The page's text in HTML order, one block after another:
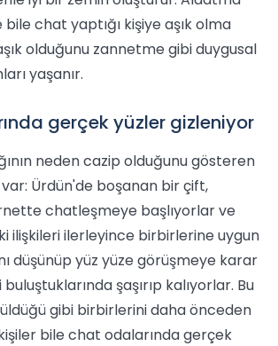
chat yaptığı kişiye aşık olma
olduğunu zannetme gibi duygusal
yaşanır.
gerçek yüzler gizleniyor
neden cazip olduğunu gösteren
Ürdün'de boşanan bir çift,
chatleşmeye başlıyorlar ve
ilişkileri ilerleyince birbirlerine uygun
düşünüp yüz yüze görüşmeye karar
şaşırıp kalıyorlar. Bu
gibi birbirlerini daha önceden
bile chat odalarında gerçek